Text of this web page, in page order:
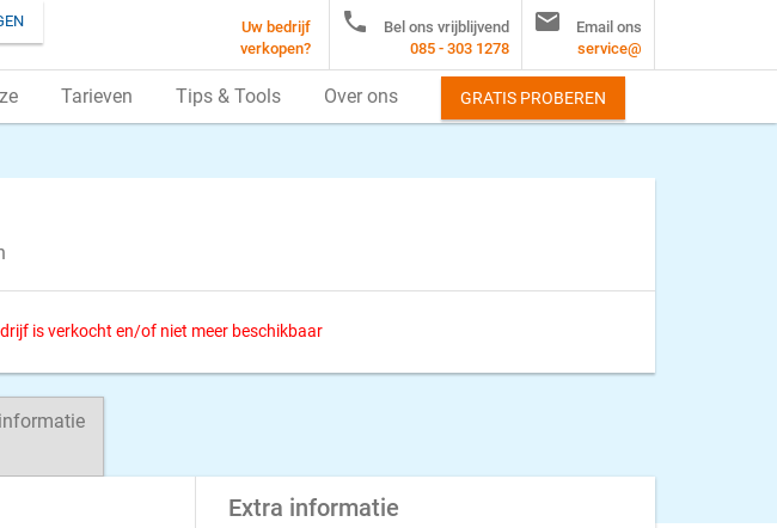
is verkocht en/of niet meer beschikbaar
Extra informatie
Uw bedrijf
verkopen?

Bel ons vrijblijvend
085 - 303 1278

Email ons
service@
Tarieven Tips & Tools Over ons GRATIS PROBEREN